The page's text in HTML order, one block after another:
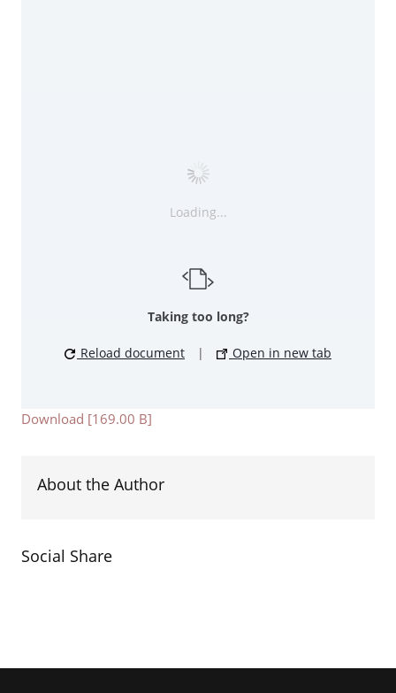
Loading...
Taking too long?
Reload document | Open in new tab
Download [169.00 B]
About the Author
Social Share